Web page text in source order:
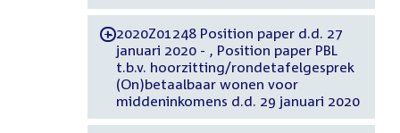
-2020Z01248 Position paper d.d. 27
januari 2020 - , Position paper PBL
t.b.v. hoorzitting/rondetafelgesprek
(On)betaalbaar wonen voor
middeninkomens d.d. 29 januari 2020